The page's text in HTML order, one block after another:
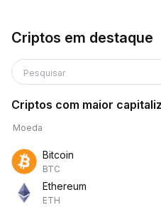
Criptos em destaque
Pesquisar
Criptos com maior
Moeda
Bitcoin
BTC
Ethereum
ETH